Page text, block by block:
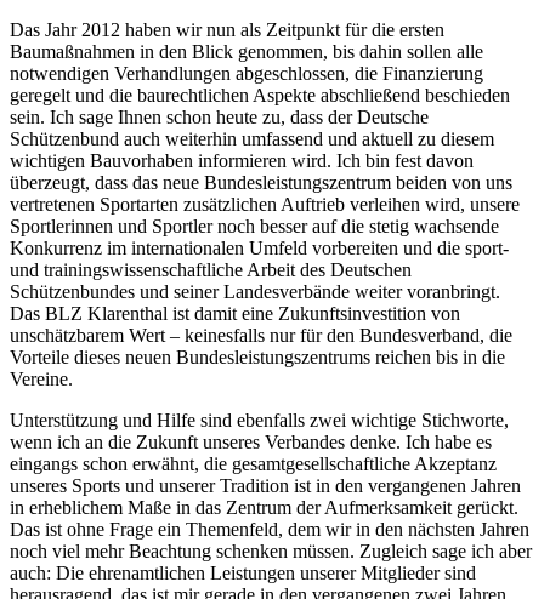
Das Jahr 2012 haben wir nun als Zeitpunkt für die ersten
Baumaßnahmen in den Blick genommen, bis dahin sollen alle
notwendigen Verhandlungen abgeschlossen, die Finanzierung
geregelt und die baurechtlichen Aspekte abschließend beschieden
sein. Ich sage Ihnen schon heute zu, dass der Deutsche
Schützenbund auch weiterhin umfassend und aktuell zu diesem
wichtigen Bauvorhaben informieren wird. Ich bin fest davon
überzeugt, dass das neue Bundesleistungszentrum beiden von uns
vertretenen Sportarten zusätzlichen Auftrieb verleihen wird, unsere
Sportlerinnen und Sportler noch besser auf die stetig wachsende
Konkurrenz im internationalen Umfeld vorbereiten und die sport-
und trainingswissenschaftliche Arbeit des Deutschen
Schützenbundes und seiner Landesverbände weiter voranbringt.
Das BLZ Klarenthal ist damit eine Zukunftsinvestition von
unschätzbarem Wert – keinesfalls nur für den Bundesverband, die
Vorteile dieses neuen Bundesleistungszentrums reichen bis in die
Vereine.
Unterstützung und Hilfe sind ebenfalls zwei wichtige Stichworte,
wenn ich an die Zukunft unseres Verbandes denke. Ich habe es
eingangs schon erwähnt, die gesamtgesellschaftliche Akzeptanz
unseres Sports und unserer Tradition ist in den vergangenen Jahren
in erheblichem Maße in das Zentrum der Aufmerksamkeit gerückt.
Das ist ohne Frage ein Themenfeld, dem wir in den nächsten Jahren
noch viel mehr Beachtung schenken müssen. Zugleich sage ich aber
auch: Die ehrenamtlichen Leistungen unserer Mitglieder sind
herausragend, das ist mir gerade in den vergangenen zwei Jahren